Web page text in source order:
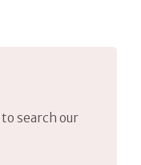
search our